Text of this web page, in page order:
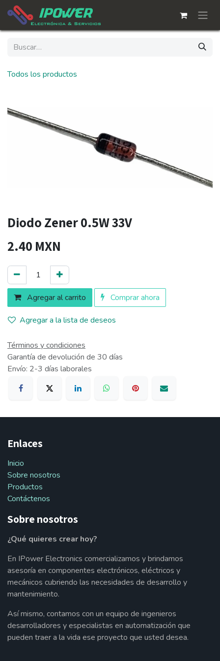
Ir al contenido
Todos los productos
Diodo Zener 0.5W 33V
2.40 MXN
Agregar al carrito Comprar ahora
Agregar a la lista de deseos
Términos y condiciones
Garantía de devolución de 30 días
Envío: 2-3 días laborales
Enlaces
Inicio
Sobre nosotros
Productos
Contáctenos
Sobre nosotros
¿Qué quieres crear hoy?
En IPower Electronics comercializamos y brindamos
asesoría en componentes electrónicos, eléctricos y
mecánicos cubriendo las necesidades de desarrollo y
mantenimiento.
Así mismo, contamos con un equipo de ingenieros
desarrolladores y especialistas en automatización que
pueden traer a la vida ese proyecto que usted desea.